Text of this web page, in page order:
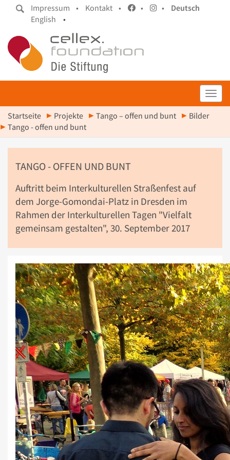
Impressum • Kontakt • • •
Deutsch
English
•
Startseite Projekte Tango – offen und bunt
Bilder
Tango - offen und bunt
TANGO - OFFEN UND BUNT
Auftritt beim Interkulturellen Straßenfest auf
dem Jorge-Gomondai-Platz in Dresden im
Rahmen der Interkulturellen Tagen "Vielfalt
gemeinsam gestalten", 30. September 2017